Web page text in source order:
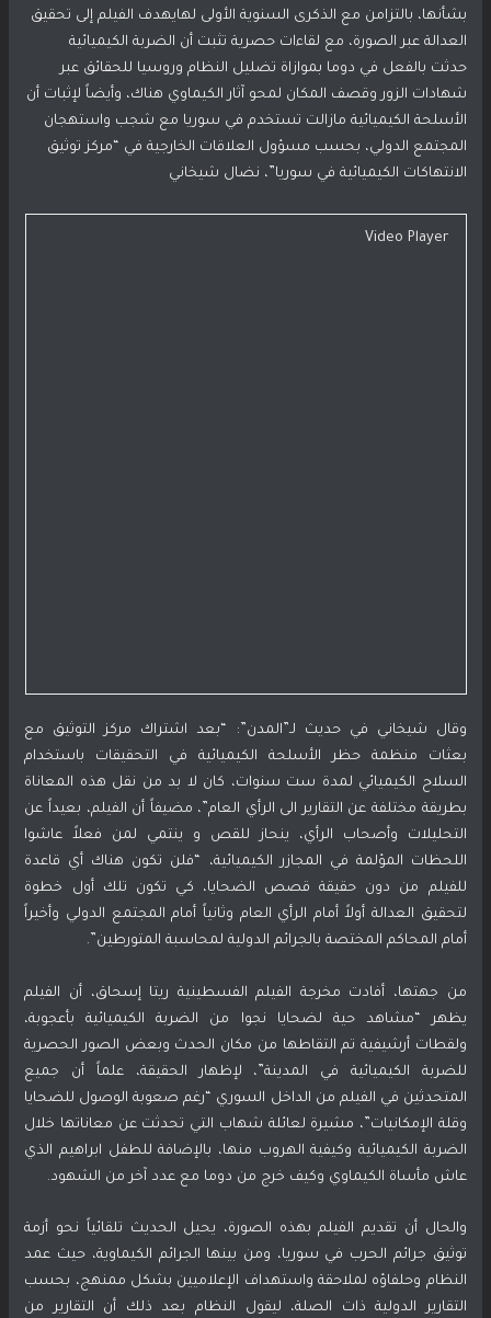
بشأنها، بالتزامن مع الذكرى السنوية الأولى لهايهدف الفيلم إلى تحقيق
العدالة عبر الصورة، مع لقاءات حصرية تثبت أن الضربة الكيميائية
حدثت بالفعل في دوما بموازاة تضليل النظام وروسيا للحقائق عبر
شهادات الزور وقصف المكان لمحو آثار الكيماوي هناك، وأيضاً لإثبات أن
الأسلحة الكيميائية مازالت تستخدم في سوريا مع شجب واستهجان
المجتمع الدولي، بحسب مسؤول العلاقات الخارجية في “مركز توثيق
الانتهاكات الكيميائية في سوريا”، نضال شيخاني
Video Player
وقال شيخاني في حديث لـ”المدن”: “بعد اشتراك مركز التوثيق مع
بعثات منظمة حظر الأسلحة الكيميائية في التحقيقات باستخدام
السلاح الكيميائي لمدة ست سنوات، كان لا بد من نقل هذه المعاناة
بطريقة مختلفة عن التقارير الى الرأي العام”، مضيفاً أن الفيلم، بعيداً عن
التحليلات وأصحاب الرأي، ينحاز للقص و ينتمي لمن فعلاً عاشوا
اللحظات المؤلمة في المجازر الكيميائية، “فلن تكون هناك أي قاعدة
للفيلم من دون حقيقة قصص الضحايا، كي تكون تلك أول خطوة
لتحقيق العدالة أولاً أمام الرأي العام وثانياً أمام المجتمع الدولي وأخيراً
أمام المحاكم المختصة بالجرائم الدولية لمحاسبة المتورطين”.
من جهتها، أفادت مخرجة الفيلم الفسطينية ريتا إسحاق، أن الفيلم
يظهر “مشاهد حية لضحايا نجوا من الضربة الكيميائية بأعجوبة،
ولقطات أرشيفية تم التقاطها من مكان الحدث وبعض الصور الحصرية
للضربة الكيميائية في المدينة”، لإظهار الحقيقة، علماً أن جميع
‎المتحدثين في الفيلم من الداخل السوري “رغم صعوبة الوصول للضحايا
وقلة الإمكانيات”، مشيرة لعائلة شهاب التي تحدثت عن معاناتها خلال
الضربة الكيميائية وكيفية الهروب منها، بالإضافة للطفل ابراهيم الذي
عاش مأساة الكيماوي وكيف خرج من دوما مع عدد آخر من الشهود.
والحال أن تقديم الفيلم بهذه الصورة، يحيل الحديث تلقائياً نحو أزمة
توثيق جرائم الحرب في سوريا، ومن بينها الجرائم الكيماوية، حيث عمد
النظام وحلفاؤه لملاحقة واستهداف الإعلاميين بشكل ممنهج، بحسب
التقارير الدولية ذات الصلة، ليقول النظام بعد ذلك أن التقارير من